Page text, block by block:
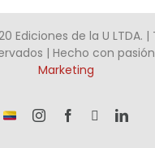
Ediciones de la U LTDA. |
| Hecho con
Marketing
¡Somos InstagramFacebook